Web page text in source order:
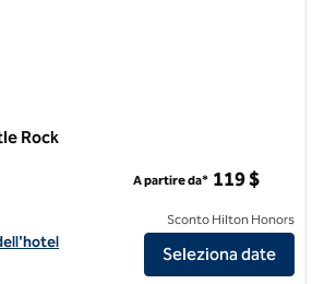
Rock
Hampton Inn Castle Rock
A partire da* 119 $
Sconto Hilton Honors
Seleziona date